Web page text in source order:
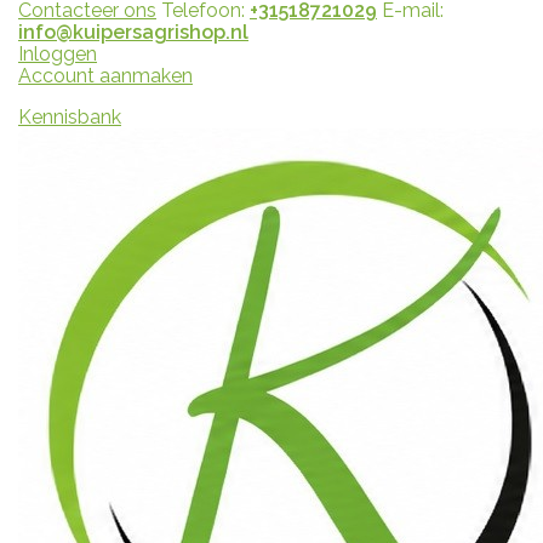
Contacteer ons Telefoon: +31518721029 E-mail:
info@kuipersagrishop.nl
Inloggen
Account aanmaken
Kennisbank